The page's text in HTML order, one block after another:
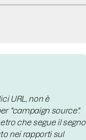
URL, non è
"campaign source".
che segue il segno
nei rapporti sul